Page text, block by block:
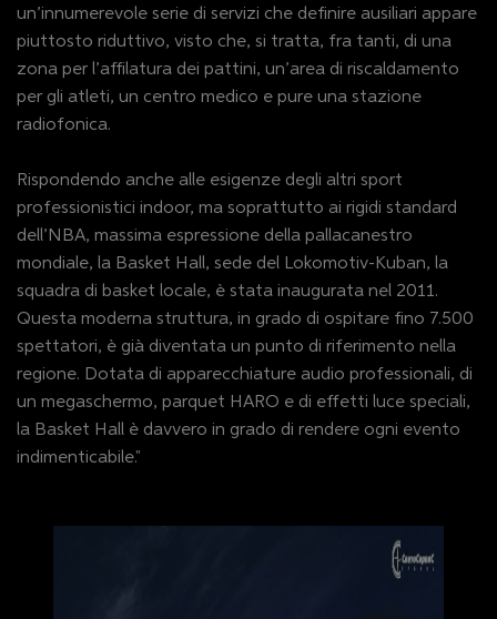
un’innumerevole serie di servizi che definire ausiliari appare
piuttosto riduttivo, visto che, si tratta, fra tanti, di una
zona per l’affilatura dei pattini, un’area di riscaldamento
per gli atleti, un centro medico e pure una stazione
radiofonica.
Rispondendo anche alle esigenze degli altri sport
professionistici indoor, ma soprattutto ai rigidi standard
dell’NBA, massima espressione della pallacanestro
mondiale, la Basket Hall, sede del Lokomotiv-Kuban, la
squadra di basket locale, è stata inaugurata nel 2011.
Questa moderna struttura, in grado di ospitare fino 7.500
spettatori, è già diventata un punto di riferimento nella
regione. Dotata di apparecchiature audio professionali, di
un megaschermo, parquet HARO e di effetti luce speciali,
la Basket Hall è davvero in grado di rendere ogni evento
indimenticabile."